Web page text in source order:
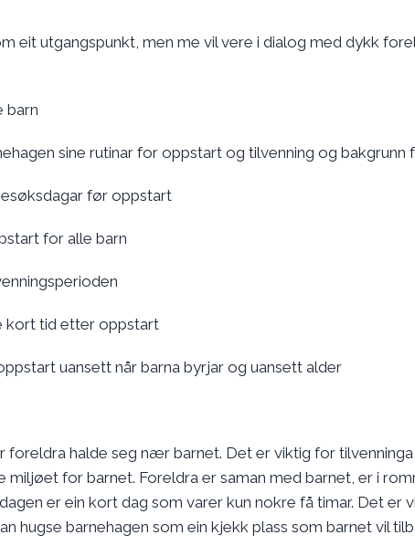
eit utgangspunkt, men me vil vere i dialog med dykk
barn
sine rutinar for oppstart og tilvenning og bakgrunn
før oppstart
for alle barn
kort tid etter oppstart
uansett når barna byrjar og uansett alder
foreldra halde seg nær barnet. Det er viktig for
miljøet for barnet. Foreldra er saman med barnet, er i
er ein kort dag som varer kun nokre få timar. Det er
hugse barnehagen som ein kjekk plass som barnet vil